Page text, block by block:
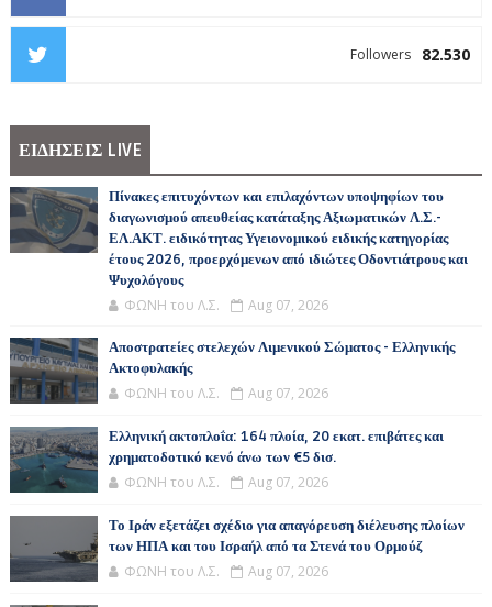
82.530
Followers
ΕΙΔΗΣΕΙΣ LIVE
Πίνακες επιτυχόντων και επιλαχόντων υποψηφίων του
διαγωνισμού απευθείας κατάταξης Αξιωματικών Λ.Σ.-
ΕΛ.ΑΚΤ. ειδικότητας Υγειονομικού ειδικής κατηγορίας
έτους 2026, προερχόμενων από ιδιώτες Οδοντιάτρους και
Ψυχολόγους
ΦΩΝΗ του Λ.Σ. Aug 07, 2026
Αποστρατείες στελεχών Λιμενικού Σώματος - Ελληνικής
Ακτοφυλακής
ΦΩΝΗ του Λ.Σ. Aug 07, 2026
Ελληνική ακτοπλοΐα: 164 πλοία, 20 εκατ. επιβάτες και
χρηματοδοτικό κενό άνω των €5 δισ.
ΦΩΝΗ του Λ.Σ. Aug 07, 2026
Το Ιράν εξετάζει σχέδιο για απαγόρευση διέλευσης πλοίων
των ΗΠΑ και του Ισραήλ από τα Στενά του Ορμούζ
ΦΩΝΗ του Λ.Σ. Aug 07, 2026